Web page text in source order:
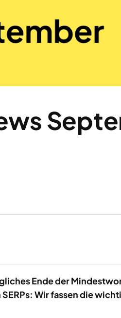
Ende der
Wir fassen die